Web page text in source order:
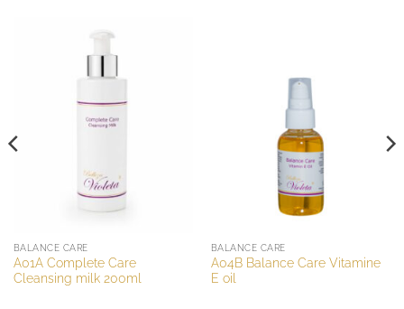
BALANCE CARE
A01A Complete Care
Cleansing milk 200ml
BALANCE CARE
A04B Balance Care Vitamine
E oil